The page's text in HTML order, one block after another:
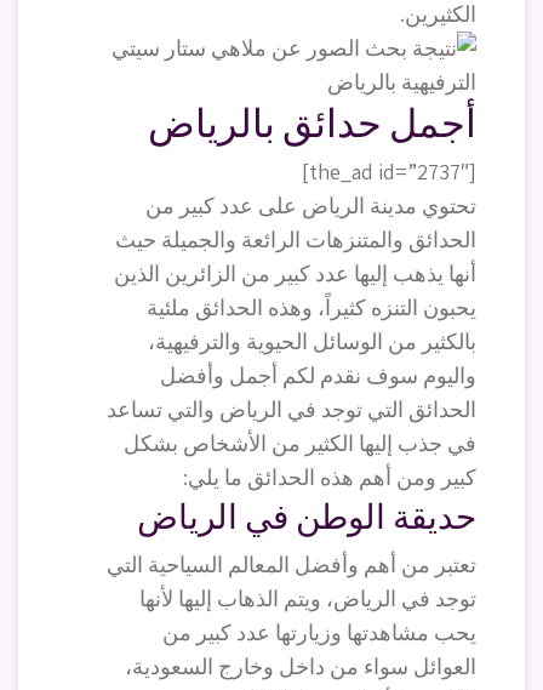
الكثيرين.
أجمل حدائق بالرياض
[the_ad id=”2737″]
تحتوي مدينة الرياض على عدد كبير من
الحدائق والمتنزهات الرائعة والجميلة حيث
أنها يذهب إليها عدد كبير من الزائرين الذين
يحبون التنزه كثيراً، وهذه الحدائق ملئية
بالكثير من الوسائل الحيوية والترفيهية،
واليوم سوف نقدم لكم أجمل وأفضل
الحدائق التي توجد في الرياض والتي تساعد
في جذب إليها الكثير من الأشخاص بشكل
كبير ومن أهم هذه الحدائق ما يلي:
حديقة الوطن في الرياض
تعتبر من أهم وأفضل المعالم السياحية التي
توجد في الرياض، ويتم الذهاب إليها لأنها
يحب مشاهدتها وزيارتها عدد كبير من
العوائل سواء من داخل وخارج السعودية،